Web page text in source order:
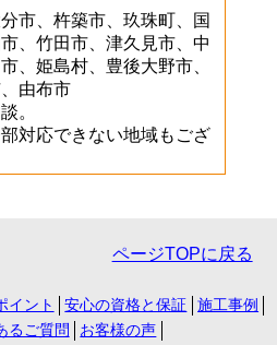
市、杵築市、玖珠町、国
、竹田市、津久見市、中
、姫島村、豊後大野市、
由布市
。
対応できない地域もござ
ページTOPに戻る
イント 安心の資格と保証
施工事例
るご質問
お客様の声